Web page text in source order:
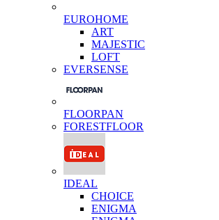
EUROHOME
ART
MAJESTIC
LOFT
EVERSENSE
FLOORPAN
FORESTFLOOR
IDEAL
CHOICE
ENIGMA